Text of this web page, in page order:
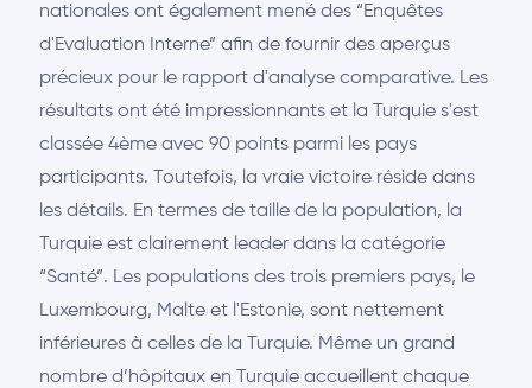
nationales ont également mené des “Enquêtes
d'Evaluation Interne” afin de fournir des aperçus
précieux pour le rapport d'analyse comparative. Les
résultats ont été impressionnants et la Turquie s'est
classée 4ème avec 90 points parmi les pays
participants. Toutefois, la vraie victoire réside dans
les détails. En termes de taille de la population, la
Turquie est clairement leader dans la catégorie
“Santé”. Les populations des trois premiers pays, le
Luxembourg, Malte et l'Estonie, sont nettement
inférieures à celles de la Turquie. Même un grand
nombre d’hôpitaux en Turquie accueillent chaque